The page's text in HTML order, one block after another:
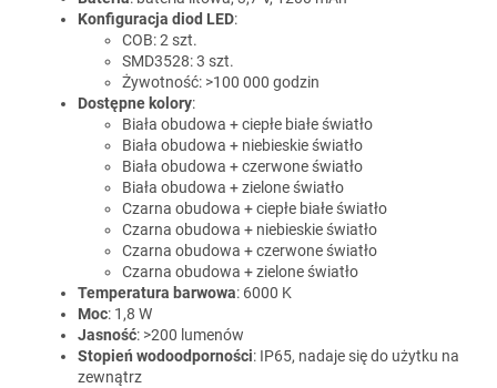
Konfiguracja diod LED:
COB: 2 szt.
SMD3528: 3 szt.
Żywotność: >100 000 godzin
Dostępne kolory:
Biała obudowa + ciepłe białe światło
Biała obudowa + niebieskie światło
Biała obudowa + czerwone światło
Biała obudowa + zielone światło
Czarna obudowa + ciepłe białe światło
Czarna obudowa + niebieskie światło
Czarna obudowa + czerwone światło
Czarna obudowa + zielone światło
Temperatura barwowa: 6000 K
Moc: 1,8 W
Jasność: >200 lumenów
Stopień wodoodporności: IP65, nadaje się do użytku na
zewnątrz